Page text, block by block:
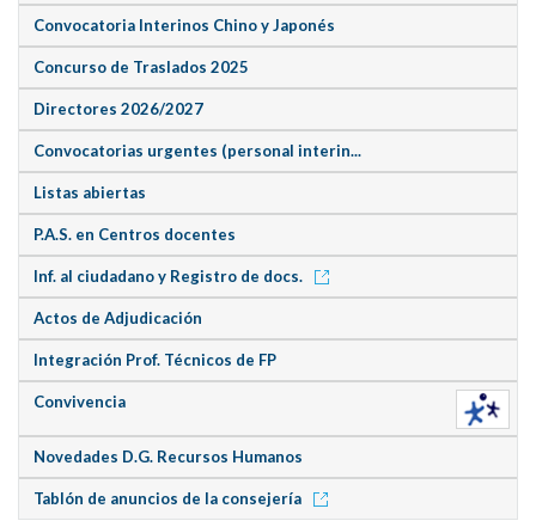
Convocatoria Interinos Chino y Japonés
Concurso de Traslados 2025
Directores 2026/2027
Convocatorias urgentes (personal interin...
Listas abiertas
P.A.S. en Centros docentes
Inf. al ciudadano y Registro de docs.
Actos de Adjudicación
Integración Prof. Técnicos de FP
Convivencia
Novedades D.G. Recursos Humanos
Tablón de anuncios de la consejería